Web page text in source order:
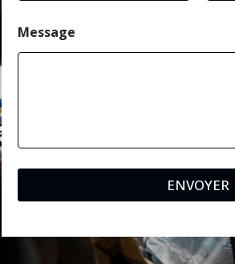
Message
ENVOYER